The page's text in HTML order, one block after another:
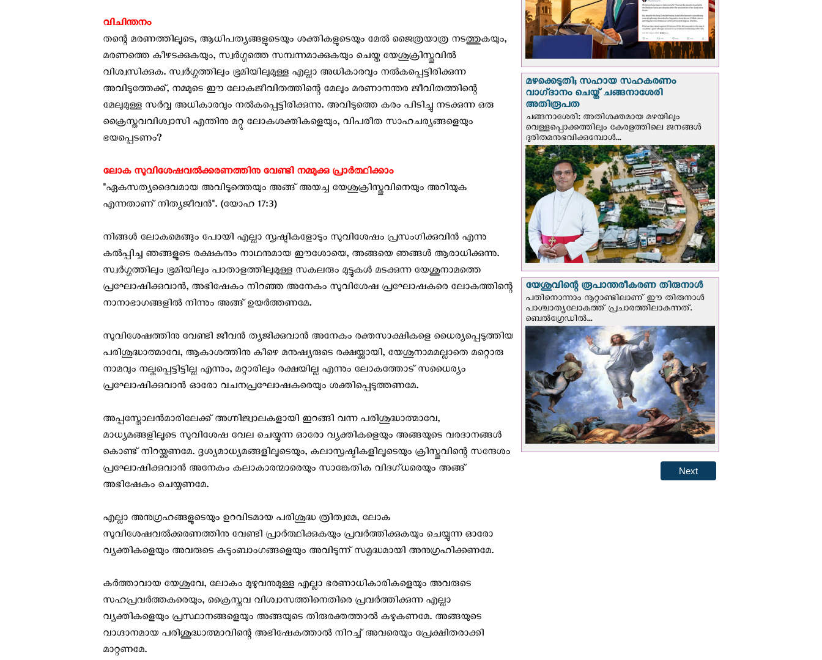
വിചിന്തനം
തന്റെ മരണത്തിലൂടെ, ആധിപത്യങ്ങളുടെയും ശക്തികളുടെയും മേൽ ജൈത്രയാത്ര നടത്തുകയും,
മരണത്തെ കീഴടക്കുകയും, സ്വർഗ്ഗത്തെ സമ്പന്നമാക്കുകയും ചെയ്ത യേശുക്രിസ്തുവിൽ
വിശ്വസിക്കുക. സ്വർഗ്ഗത്തിലും ഭൂമിയിലുമുള്ള എല്ലാ അധികാരവും നൽകപ്പെട്ടിരിക്കുന്ന
അവിടുത്തേക്ക്, നമ്മുടെ ഈ ലോകജീവിതത്തിന്റെ മേലും മരണാനന്തര ജീവിതത്തിന്റെ
മേലുമുള്ള സർവ്വ അധികാരവും നൽകപ്പെട്ടിരിക്കുന്നു. അവിടുത്തെ കരം പിടിച്ചു നടക്കുന്ന ഒരു
ക്രൈസ്തവവിശ്വാസി എന്തിനു മറ്റു ലോകശക്തികളെയും, വിപരീത സാഹചര്യങ്ങളെയും
ഭയപ്പെടണം?
ലോക സുവിശേഷവൽക്കരണത്തിനു വേണ്ടി നമ്മുക്കു പ്രാർത്ഥിക്കാം
"ഏകസത്യദൈവമായ അവിടുത്തെയും അങ്ങ് അയച്ച യേശുക്രിസ്തുവിനെയും അറിയുക
എന്നതാണ് നിത്യജീവൻ". (യോഹ 17:3)
നിങ്ങള്‍ ലോകമെങ്ങും പോയി എല്ലാ സൃഷ്ടികളോടും സുവിശേഷം പ്രസംഗിക്കുവിന്‍ എന്നു
കല്‍പ്പിച്ച ഞങ്ങളുടെ രക്ഷകനും നാഥനുമായ ഈശോയെ, അങ്ങയെ ഞങ്ങൾ ആരാധിക്കുന്നു.
സ്വര്‍ഗ്ഗത്തിലും ഭൂമിയിലും പാതാളത്തിലുമുള്ള സകലരും മുട്ടുകള്‍ മടക്കുന്ന യേശുനാമത്തെ
പ്രഘോഷിക്കുവാന്‍, അഭിഷേകം നിറഞ്ഞ അനേകം സുവിശേഷ പ്രഘോഷകരെ ലോകത്തിന്റെ
നാനാഭാഗങ്ങളിൽ നിന്നും അങ്ങ് ഉയർത്തണമേ.
സുവിശേഷത്തിനു വേണ്ടി ജീവന്‍ ത്യജിക്കുവാന്‍ അനേകം രക്തസാക്ഷികളെ ധൈര്യപ്പെടുത്തിയ
പരിശുദ്ധാത്മാവേ, ആകാശത്തിനു കീഴെ മനുഷ്യരുടെ രക്ഷയ്ക്കായി, യേശുനാമമല്ലാതെ മറ്റൊരു
നാമവും നല്കപ്പെട്ടിട്ടില്ല എന്നും, മറ്റാരിലും രക്ഷയില്ല എന്നും ലോകത്തോട്‌ സധൈര്യം
പ്രഘോഷിക്കുവാന്‍ ഓരോ വചനപ്രഘോഷകരെയും ശക്തിപ്പെടുത്തണമേ.
അപ്പസ്തോലന്‍മാരിലേക്ക് അഗ്നിജ്വാലകളായി ഇറങ്ങി വന്ന പരിശുദ്ധാത്മാവേ,
മാധ്യമങ്ങളിലൂടെ സുവിശേഷ വേല ചെയ്യുന്ന ഓരോ വ്യക്തികളെയും അങ്ങയുടെ വരദാനങ്ങൾ
കൊണ്ട് നിറയ്ക്കണമേ. ദൃശ്യമാധ്യമങ്ങളിലൂടെയും, കലാസൃഷ്ടികളിലൂടെയും ക്രിസ്തുവിന്റെ സന്ദേശം
പ്രഘോഷിക്കുവാൻ അനേകം കലാകാരന്മാരെയും സാങ്കേതിക വിദഗ്ധരെയും അങ്ങ്
അഭിഷേകം ചെയ്യണമേ.
എല്ലാ അനുഗ്രഹങ്ങളുടെയും ഉറവിടമായ പരിശുദ്ധ ത്രിത്വമേ, ലോക
സുവിശേഷവൽക്കരണത്തിനു വേണ്ടി പ്രാർത്ഥിക്കുകയും പ്രവർത്തിക്കുകയും ചെയ്യുന്ന ഓരോ
വ്യക്തികളെയും അവരുടെ കുടുംബാംഗങ്ങളെയും അവിടുന്ന് സമൃദ്ധമായി അനുഗ്രഹിക്കണമേ.
കർത്താവായ യേശുവേ, ലോകം മുഴുവനുമുള്ള എല്ലാ ഭരണാധികാരികളെയും അവരുടെ
സഹപ്രവർത്തകരെയും, ക്രൈസ്തവ വിശ്വാസത്തിനെതിരെ പ്രവർത്തിക്കുന്ന എല്ലാ
വ്യക്തികളെയും പ്രസ്ഥാനങ്ങളെയും അങ്ങയുടെ തിരുരക്തത്താൽ കഴുകണമേ. അങ്ങയുടെ
വാഗ്ദാനമായ പരിശുദ്ധാത്മാവിന്റെ അഭിഷേകത്താൽ നിറച്ച് അവരെയും പ്രേക്ഷിതരാക്കി
മാറ്റണമേ.
മഴക്കെടുതി; സഹായ സഹകരണം
വാഗ്‌ദാനം ചെയ്ത് ചങ്ങനാശേരി
അതിരൂപത
ചങ്ങനാശേരി: അതിശക്തമായ മഴയിലും
വെള്ളപ്പൊക്കത്തിലും കേരളത്തിലെ ജനങ്ങൾ
ദുരിതമനുഭവിക്കുമ്പോൾ...
യേശുവിന്റെ രൂപാന്തരീകരണ തിരുനാള്‍
പതിനൊന്നാം നൂറ്റാണ്ടിലാണ് ഈ തിരുനാള്‍
പാശ്ചാത്യലോകത്ത് പ്രചാരത്തിലാകുന്നത്.
ബെല്‍ഗ്രേഡില്‍...
Next